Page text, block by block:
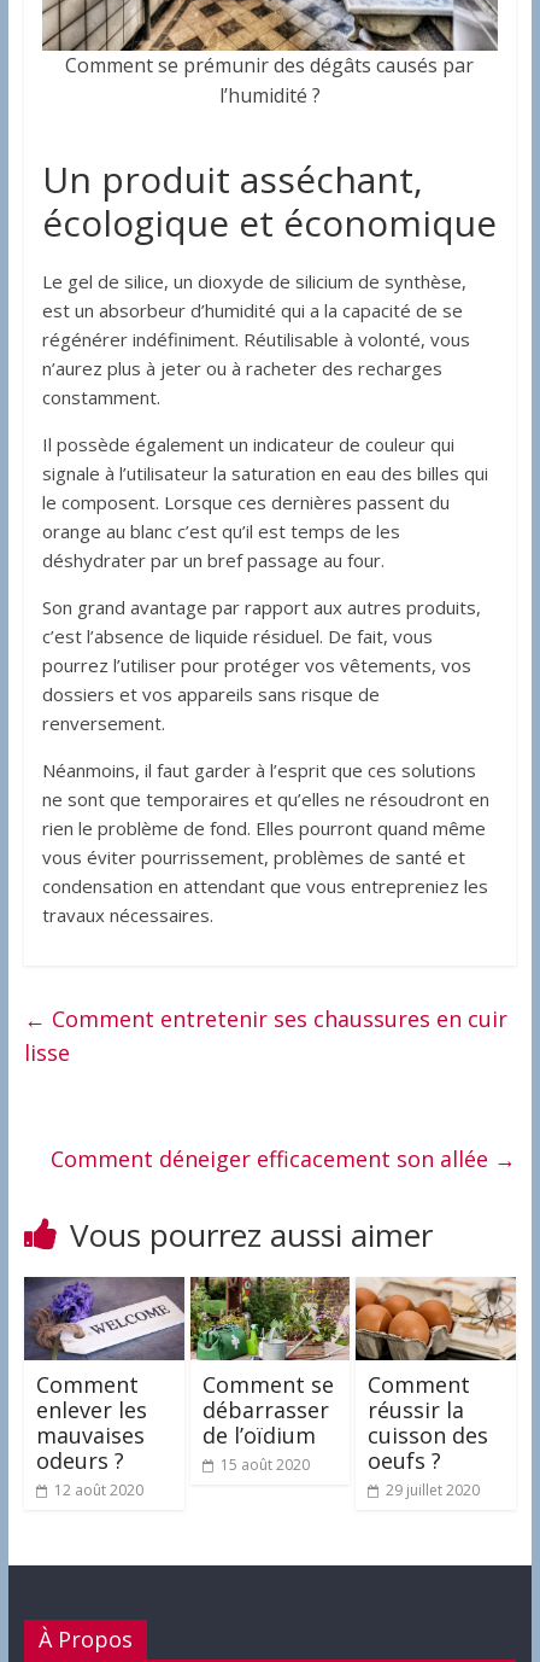
Comment se prémunir des dégâts causés par
l’humidité ?
Un produit asséchant,
écologique et économique
Le gel de silice, un dioxyde de silicium de synthèse,
est un absorbeur d’humidité qui a la capacité de se
régénérer indéfiniment. Réutilisable à volonté, vous
n’aurez plus à jeter ou à racheter des recharges
constamment.
Il possède également un indicateur de couleur qui
signale à l’utilisateur la saturation en eau des billes qui
le composent. Lorsque ces dernières passent du
orange au blanc c’est qu’il est temps de les
déshydrater par un bref passage au four.
Son grand avantage par rapport aux autres produits,
c’est l’absence de liquide résiduel. De fait, vous
pourrez l’utiliser pour protéger vos vêtements, vos
dossiers et vos appareils sans risque de
renversement.
Néanmoins, il faut garder à l’esprit que ces solutions
ne sont que temporaires et qu’elles ne résoudront en
rien le problème de fond. Elles pourront quand même
vous éviter pourrissement, problèmes de santé et
condensation en attendant que vous entrepreniez les
travaux nécessaires.
← Comment entretenir ses chaussures en cuir
lisse
Comment déneiger efficacement son allée →
Vous pourrez aussi aimer
Comment
enlever les
mauvaises
odeurs ?
12 août 2020
Comment se
débarrasser
de l’oïdium
15 août 2020
Comment
réussir la
cuisson des
oeufs ?
29 juillet 2020
À Propos